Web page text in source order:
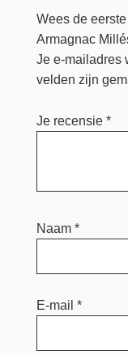
Wees de
Armagnac
Je e-mailadres
velden zijn
Je recensie *
Naam *
E-mail *